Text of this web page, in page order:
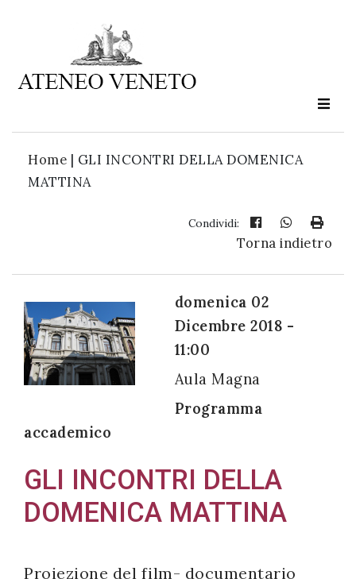
Home | GLI INCONTRI DELLA DOMENICA
MATTINA
Condividi:
Torna indietro
domenica 02
Dicembre 2018 -
11:00
Aula Magna
Programma
accademico
GLI INCONTRI DELLA
DOMENICA MATTINA
Proiezione del film- documentario
Ateneo
è
cultura
all'uso dei
miei dati
personali in